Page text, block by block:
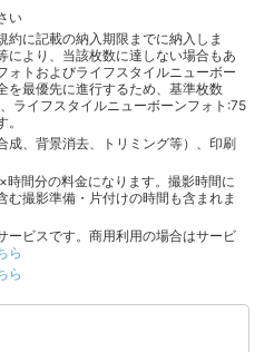
い
約に記載の納入期限までに納入しま
により、当該枚数に達しない場合もあ
ォトおよびライフスタイルニューボー
を最優先に進行するため、基準枚数
ライフスタイルニューボーンフォト:75
成、背景消去、トリミング等）、印刷
間分の料金になります。撮影時間に
む撮影準備・片付けの時間も含まれま
ービスです。商用利用の場合はサービ
ら
ら